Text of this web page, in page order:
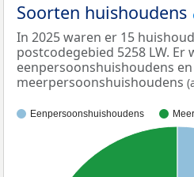
Soorten huishoudens
In 2025 waren er 15
postcodegebied 5258 LW. Er
eenpersoonshuishoudens
meerpersoonshuishoudens
Eenpersoonshuishoudens